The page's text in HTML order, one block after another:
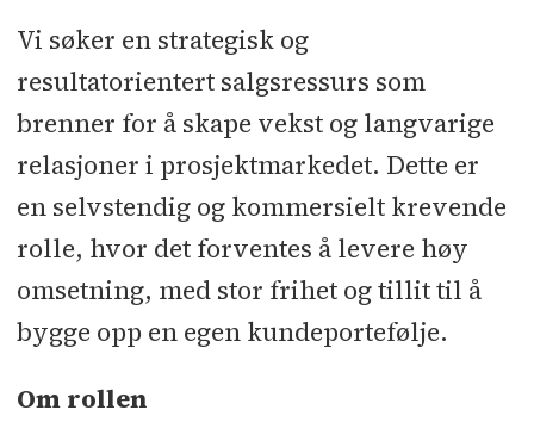
Vi søker en strategisk og
resultatorientert salgsressurs som
brenner for å skape vekst og langvarige
relasjoner i prosjektmarkedet. Dette er
en selvstendig og kommersielt krevende
rolle, hvor det forventes å levere høy
omsetning, med stor frihet og tillit til å
bygge opp en egen kundeportefølje.
Om rollen